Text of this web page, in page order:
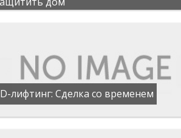
лифтинг: Сделка со временем